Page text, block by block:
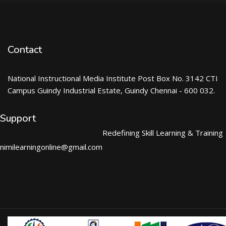
Contact
National Instructional Media Institute Post Box No. 3142 CTI
Campus Guindy Industrial Estate, Guindy Chennai - 600 032.
Support
nimilearningonline@gmail.com
Redefining Skill Learning & Training